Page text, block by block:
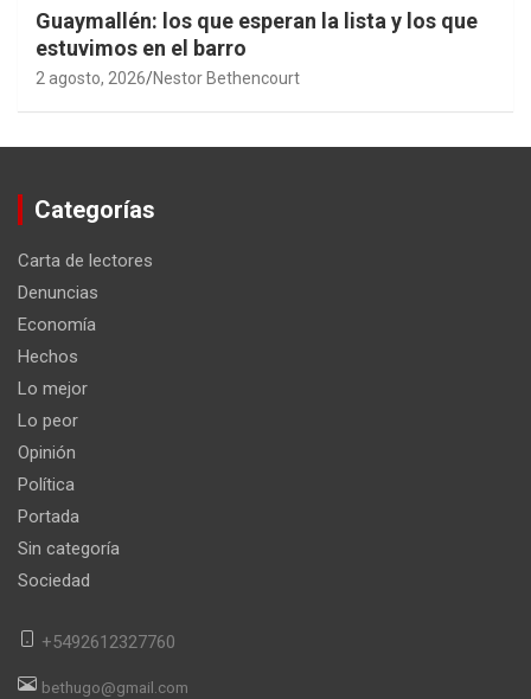
Guaymallén: los que esperan la lista y los que
estuvimos en el barro
2 agosto, 2026 Nestor Bethencourt
Categorías
Carta de lectores
Denuncias
Economía
Hechos
Lo mejor
Lo peor
Opinión
Política
Portada
Sin categoría
Sociedad
+5492612327760
bethugo@gmail.com